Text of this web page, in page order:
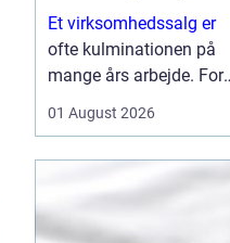
salg
Et virksomhedssalg er
ofte kulminationen på
mange års arbejde. For
om at trække sig tilbage.
strategisk skridt for at
investeringer. Uanset
01 August 2026